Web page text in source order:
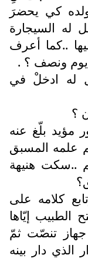
كي يحضرَ
له السيجارة
..كما أعرف
يوم ونصف ؟ .
له ادخلْ في
؟
مؤيد بلّغ عنه
علمه المسبق
..سكت هنيهة
كلامه على
الطبيب إيّاها
جهاز تنصّت ثمّ
الذي دار بينه